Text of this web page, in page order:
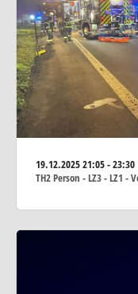
19.12.202521:05 - 23:30
TH2 Person - LZ3 - LZ1